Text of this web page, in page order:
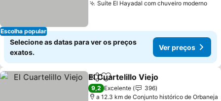
Escolha popular
Suíte El Hayadal com chuveiro moderno
Selecione as datas para ver os preços
exatos.
Ver preços
PartilharAdicionar aos favoritos
El Cuartelillo Viejo
9,2 Excelente
396
a 12.3 km de Conjunto histórico de Orbaneja